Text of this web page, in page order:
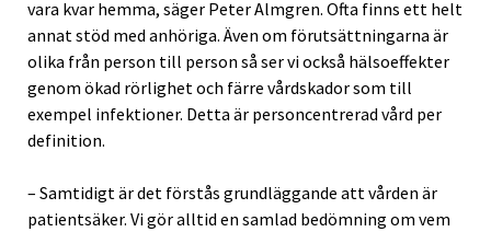
vara kvar hemma, säger Peter Almgren. Ofta finns ett helt
annat stöd med anhöriga. Även om förutsättningarna är
olika från person till person så ser vi också hälsoeffekter
genom ökad rörlighet och färre vårdskador som till
exempel infektioner. Detta är personcentrerad vård per
definition.
– Samtidigt är det förstås grundläggande att vården är
patientsäker. Vi gör alltid en samlad bedömning om vem